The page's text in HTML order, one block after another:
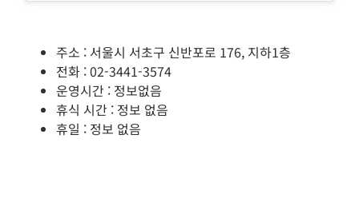
주소 : 서울시 서초구 신반포로 176, 지하1층
전화 : 02-3441-3574
운영시간 : 정보없음
휴식 시간 : 정보 없음
휴일 : 정보 없음